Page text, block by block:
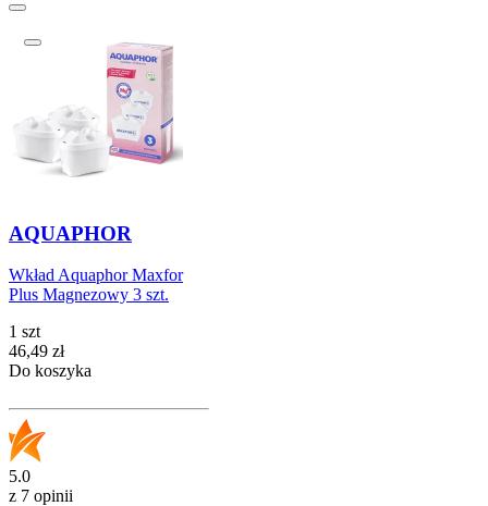
AQUAPHOR
Wkład Aquaphor Maxfor
Plus Magnezowy 3 szt.
1 szt
Cena
46,49 zł
Do koszyka
5.0
z 7 opinii